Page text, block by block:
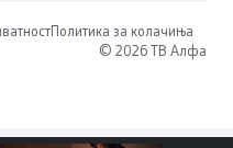
Политика за колачиња
© 2026 ТВ Алфа